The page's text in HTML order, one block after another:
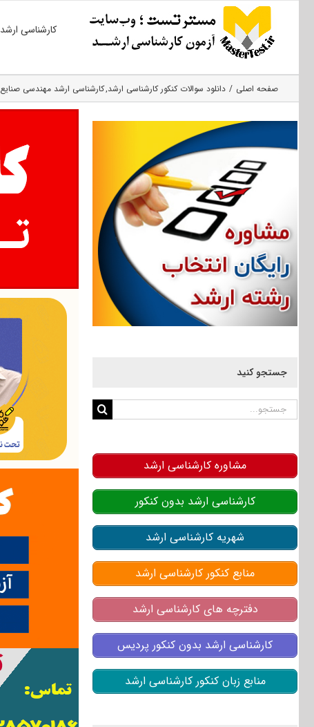
کارشناسی ارشد
صفحه اصلی دانلود سوالات کنکور کارشناسی ارشد کارشناسی ارشد مهندسی صنایع
جستجو کنید
جستجو
مشاوره کارشناسی ارشد
کارشناسی ارشد بدون کنکور
شهریه کارشناسی ارشد
منابع کنکور کارشناسی ارشد
دفترچه های کارشناسی ارشد
کارشناسی ارشد بدون کنکور پردیس
منابع زبان کنکور کارشناسی ارشد